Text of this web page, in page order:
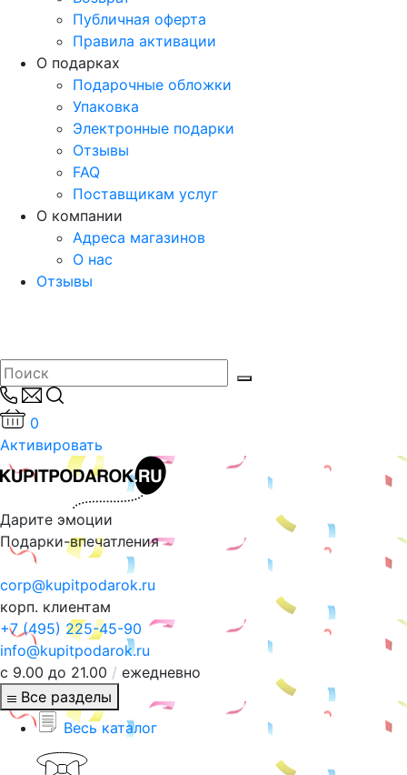
Публичная оферта
Правила активации
О подарках
Подарочные обложки
Упаковка
Электронные подарки
Отзывы
FAQ
Поставщикам услуг
О компании
Адреса магазинов
О нас
Отзывы
0
Активировать
Дарите эмоции
Подарки-впечатления
corp@kupitpodarok.ru
корп. клиентам
+7 (495) 225-45-90
info@kupitpodarok.ru
с 9.00 до 21.00 / ежедневно
Все разделы
Весь каталог